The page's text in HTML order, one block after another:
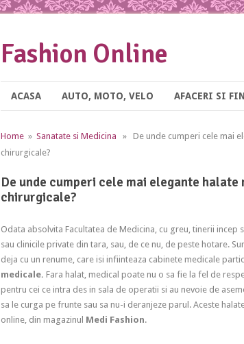
Fashion Online
ACASA AUTO, MOTO, VELO AFACERI SI
Home » Sanatate si Medicina » De unde cumperi cele mai
chirurgicale?
De unde cumperi cele mai elegante halate
chirurgicale?
Odata absolvita Facultatea de Medicina, cu greu, tinerii incep
sau clinicile private din tara, sau, de ce nu, de peste hotare.
deja cu un renume, care isi infiinteaza cabinete medicale
medicale. Fara halat, medical poate nu o sa fie la fel de
pentru cei ce intra des in sala de operatii si au nevoie de
sa le curga pe frunte sau sa nu-i deranjeze parul. Aceste
online, din magazinul Medi Fashion.